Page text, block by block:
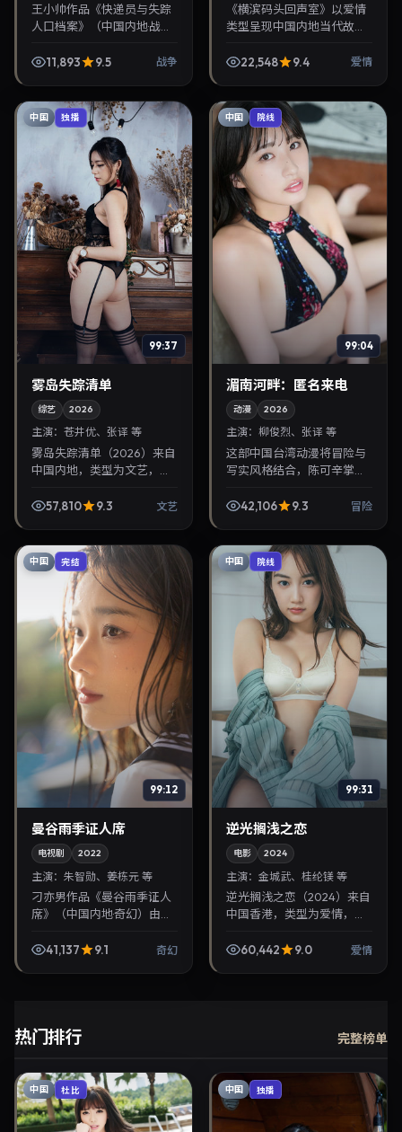
王小帅作品《快递员与失踪
人口档案》（中国内地·战
衔，2026年2月18日正式上
11,893 9.5 战争
《横滨码头回声室》以爱情
类型呈现中国内地当代故
腾、朴宝剑。2022年6月21
22,548 9.4 爱情
中国 独播
99:37
雾岛失踪清单
综艺 2026
主演： 苍井优、张译 等
雾岛失踪清单（2026）来自
中国内地，类型为文艺，张
参与演出。2026年12月15日
57,810 9.3 文艺
中国 院线
99:04
湄南河畔：匿名来电
动漫 2026
主演：柳俊烈、张译 等
这部中国台湾动漫将冒险与
写实风格结合，陈可辛掌
角。2026年2月23日与观众
42,106 9.3 冒险
中国 完结
99:12
曼谷雨季证人席
电视剧 2022
主演： 朱智勋、姜栋元 等
刁亦男作品《曼谷雨季证人
席》（中国内地·奇幻）由朱
10月1日正式上映。影片叙事
41,137 9.1 奇幻
中国 院线
99:31
逆光搁浅之恋
电影 2024
主演：金城武、桂纶镁 等
逆光搁浅之恋（2024）来自
中国香港，类型为爱情，魏
等参与演出。2024年2月6
60,442 9.0 爱情
热门排行 完整榜单
中国 杜比 中国 独播